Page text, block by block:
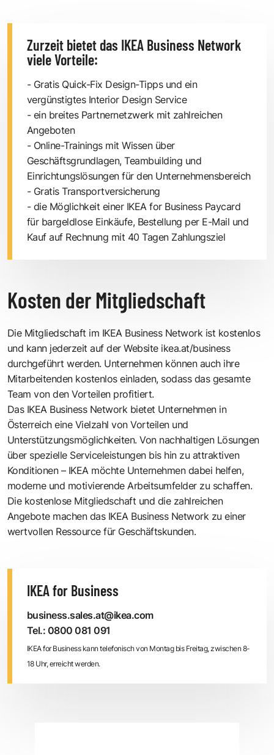
Zurzeit bietet das IKEA Business Network
viele Vorteile:
- Gratis Quick-Fix Design-Tipps und ein
vergünstigtes Interior Design Service
- ein breites Partnernetzwerk mit zahlreichen
Angeboten
- Online-Trainings mit Wissen über
Geschäftsgrundlagen, Teambuilding und
Einrichtungslösungen für den Unternehmensbereich
- Gratis Transportversicherung
- die Möglichkeit einer IKEA for Business Paycard
für bargeldlose Einkäufe, Bestellung per E-Mail und
Kauf auf Rechnung mit 40 Tagen Zahlungsziel
Kosten der Mitgliedschaft
Die Mitgliedschaft im IKEA Business Network ist kostenlos
und kann jederzeit auf der Website ikea.at/business
durchgeführt werden. Unternehmen können auch ihre
Mitarbeitenden kostenlos einladen, sodass das gesamte
Team von den Vorteilen profitiert.
Das IKEA Business Network bietet Unternehmen in
Österreich eine Vielzahl von Vorteilen und
Unterstützungsmöglichkeiten. Von nachhaltigen Lösungen
über spezielle Serviceleistungen bis hin zu attraktiven
Konditionen – IKEA möchte Unternehmen dabei helfen,
moderne und motivierende Arbeitsumfelder zu schaffen.
Die kostenlose Mitgliedschaft und die zahlreichen
Angebote machen das IKEA Business Network zu einer
wertvollen Ressource für Geschäftskunden.
IKEA for Business
business.sales.at@ikea.com
Tel.: 0800 081 091
IKEA for Business kann telefonisch von Montag bis Freitag, zwischen 8-
18 Uhr, erreicht werden.